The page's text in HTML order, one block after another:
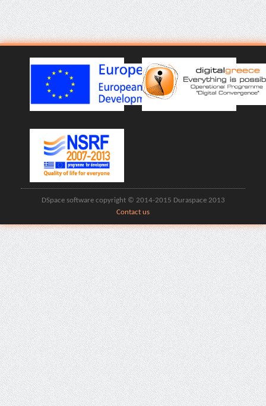
DSpace software copyright © 2014-2015 Duraspace 2013
Contact us